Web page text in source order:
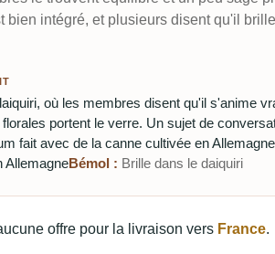
bien intégré, et plusieurs disent qu'il
où les membres disent qu'il s'anime
portent le verre. Un sujet de
fait avec de la canne cultivée en
AllemagneBémol : Brille dans le daiquiri
offre pour la livraison vers France.